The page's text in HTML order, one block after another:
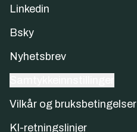
Linkedin
Bsky
Nyhetsbrev
Vilkår og bruksbetingelser
KI-retningslinjer